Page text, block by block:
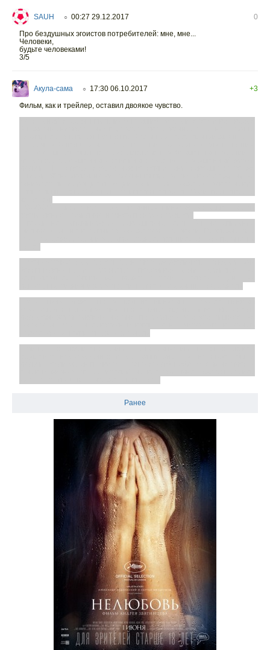
SAUH ○ 00:27 29.12.2017
0
Про бездушных эгоистов потребителей: мне, мне...
Человеки,
будьте человеками!
3/5
Акула-сама ○ 17:30 06.10.2017
+3
Фильм, как и трейлер, оставил двоякое чувство.
Ранее